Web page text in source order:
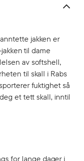
jakken er
til dame
av softshell,
til skall i Rabs
fuktighet så
et tett skall, inntil
for lange dager i